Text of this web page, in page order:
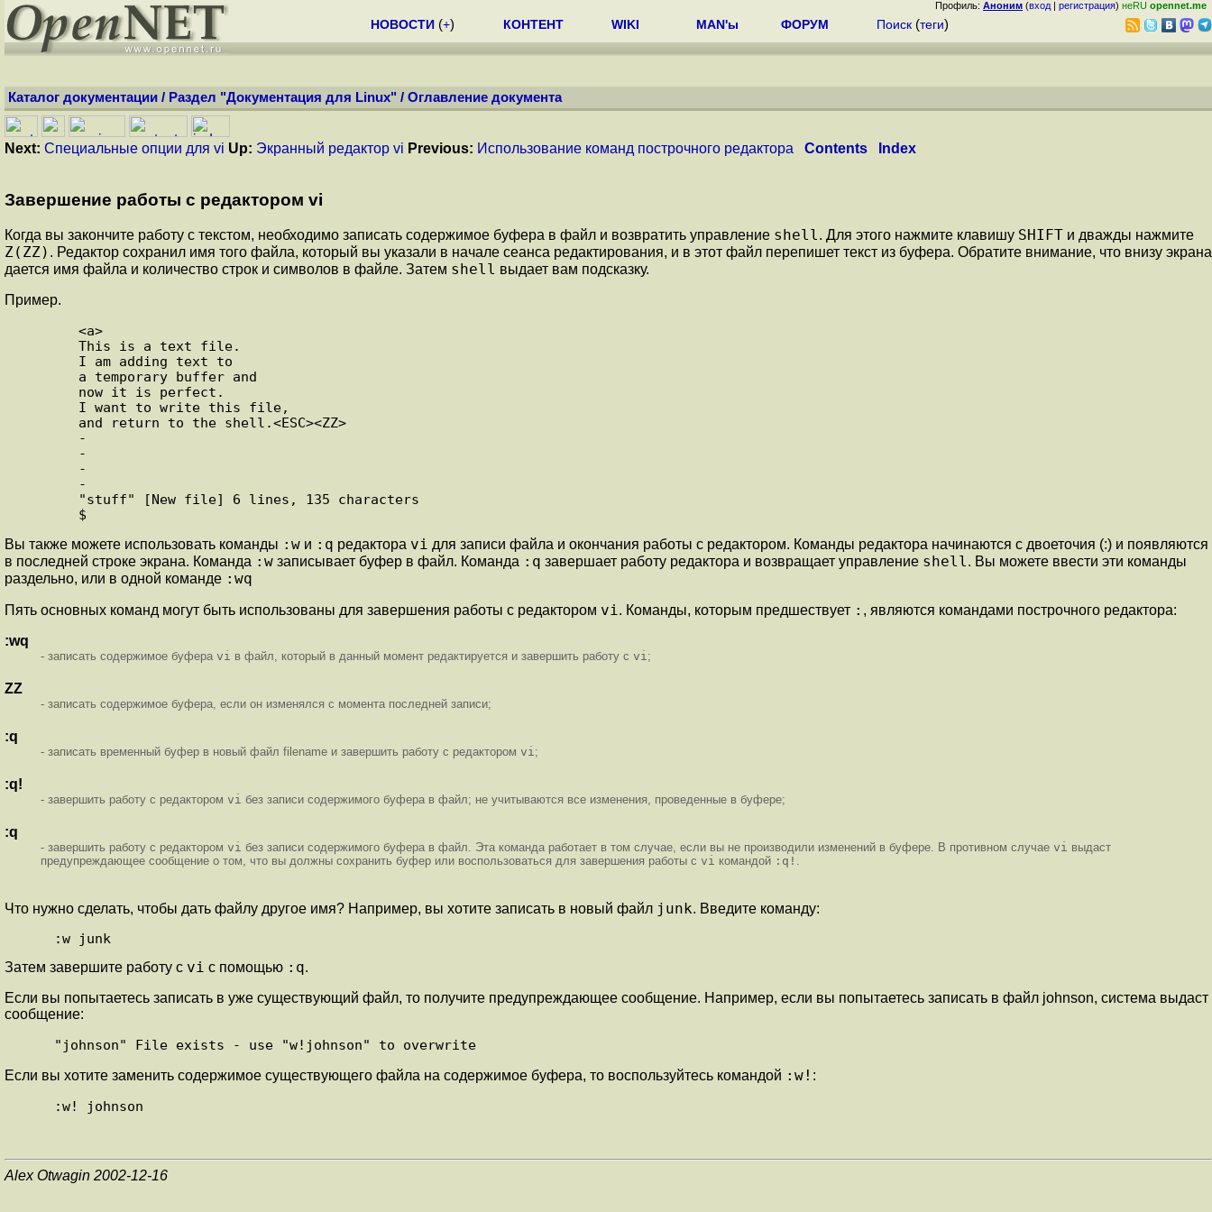
Профиль: Аноним (вход | регистрация) неRU opennet.me
НОВОСТИ (+) КОНТЕНТ WIKI MAN'ы ФОРУМ Поиск (теги)
Каталог документации / Раздел "Документация для Linux" / Оглавление документа
Next: Специальные опции для vi Up: Экранный редактор vi Previous: Использование команд построчного редактора Contents Index
Завершение работы с редактором vi
Когда вы закончите работу с текстом, необходимо записать содержимое буфера в файл и возвратить управление shell. Для этого нажмите клавишу SHIFT и дважды нажмите
Z(ZZ) . Редактор сохранил имя того файла, который вы указали в начале сеанса редактирования, и в этот файл перепишет текст из буфера. Обратите внимание, что внизу экрана
дается имя файла и количество строк и символов в файле. Затем shell выдает вам подсказку.
Пример.
Вы также можете использовать команды :w и :q редактора vi для записи файла и окончания работы с редактором. Команды редактора начинаются с двоеточия (:) и появляются
в последней строке экрана. Команда :w записывает буфер в файл. Команда :q завершает работу редактора и возвращает управление shell. Вы можете ввести эти команды
раздельно, или в одной команде :wq
Пять основных команд могут быть использованы для завершения работы с редактором vi. Команды, которым предшествует : , являются командами построчного редактора:
:wq
- записать содержимое буфера vi в файл, который в данный момент редактируется и завершить работу с vi;
ZZ
- записать содержимое буфера, если он изменялся с момента последней записи;
:q
- записать временный буфер в новый файл filename и завершить работу с редактором vi;
:q!
- завершить работу с редактором vi без записи содержимого буфера в файл; не учитываются все изменения, проведенные в буфере;
:q
- завершить работу с редактором vi без записи содержимого буфера в файл. Эта команда работает в том случае, если вы не производили изменений в буфере. В противном случае vi выдаст
предупреждающее сообщение о том, что вы должны сохранить буфер или воспользоваться для завершения работы с vi командой :q! .
Что нужно сделать, чтобы дать файлу другое имя? Например, вы хотите записать в новый файл junk. Введите команду:
Затем завершите работу с vi с помощью :q.
Если вы попытаетесь записать в уже существующий файл, то получите предупреждающее сообщение. Например, если вы попытаетесь записать в файл johnson, система выдаст
сообщение:
Если вы хотите заменить содержимое существующего файла на содержимое буфера, то воспользуйтесь командой :w! :
Alex Otwagin 2002-12-16